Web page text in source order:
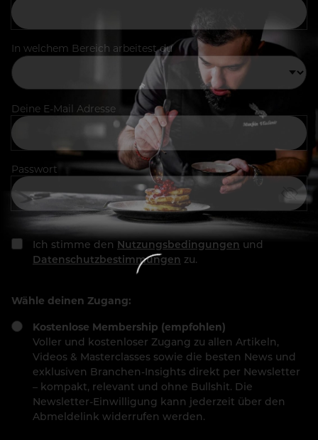
In welchem Bereich arbeitest du
Deine E-Mail Adresse
Passwort
Ich stimme den Nutzungsbedingungen und
Datenschutzbestimmungen zu.
Wähle deinen Zugang:
Kostenlose Membership (empfohlen)
Voller und kostenloser Zugang zu allen Artikeln,
Videos & Masterclasses sowie die besten News und
exklusiven Branchen-Insights direkt per Newsletter
– kompakt, relevant und ohne Bullshit. Die
Newsletter-Einwilligung kann jederzeit über den
Abmeldelink widerrufen werden.